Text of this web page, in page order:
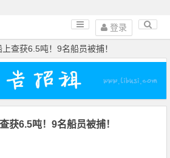
登录
查获6.5吨！9名船员被捕！
获6.5吨！9名船员被捕！